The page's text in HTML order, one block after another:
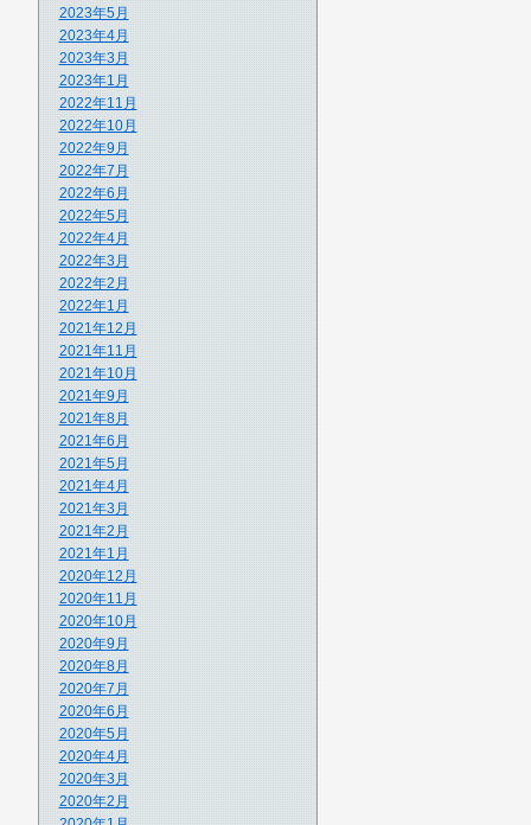
2023年5月
2023年4月
2023年3月
2023年1月
2022年11月
2022年10月
2022年9月
2022年7月
2022年6月
2022年5月
2022年4月
2022年3月
2022年2月
2022年1月
2021年12月
2021年11月
2021年10月
2021年9月
2021年8月
2021年6月
2021年5月
2021年4月
2021年3月
2021年2月
2021年1月
2020年12月
2020年11月
2020年10月
2020年9月
2020年8月
2020年7月
2020年6月
2020年5月
2020年4月
2020年3月
2020年2月